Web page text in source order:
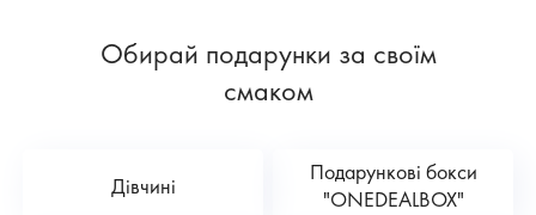
Обирай подарунки за своїм
смаком
Дівчині
Подарункові бокси
"ONEDEALBOX"